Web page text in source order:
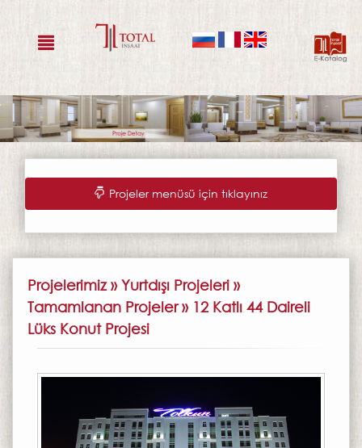
Toggle navigation
Projeler menüsü için tıklayınız
Projelerimiz » Yurtdışı Projeleri »
Tamamlanan Projeler » 12 Katlı 44 Daireli
Lüks Konut Projesi